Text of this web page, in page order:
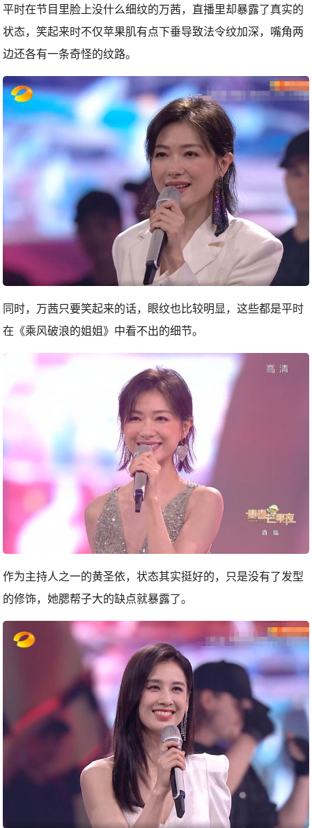
平时在节目里脸上没什么细纹的万茜，直播里却暴露了真实的
状态，笑起来时不仅苹果肌有点下垂导致法令纹加深，嘴角两
边还各有一条奇怪的纹路。
同时，万茜只要笑起来的话，眼纹也比较明显，这些都是平时
在《乘风破浪的姐姐》中看不出的细节。
作为主持人之一的黄圣依，状态其实挺好的，只是没有了发型
的修饰，她腮帮子大的缺点就暴露了。